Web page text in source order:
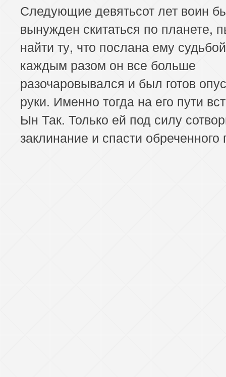
Следующие девятьсот лет воин
вынужден скитаться по планете,
найти ту, что послана ему
каждым разом он все больше
разочаровывался и был готов
руки. Именно тогда на его пути
Ын Так. Только ей под силу
заклинание и спасти обреченного